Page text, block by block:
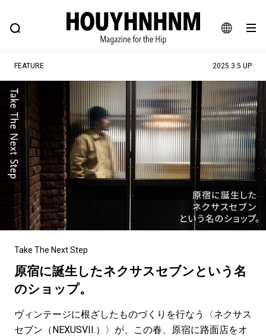
JA
EN
FEATURE BLOG SNAP
ヒップなファッション、カルチャー、ライフスタイルWEBマガジン
#注目のタグ
#SHOPPING ADDICT #憧れの逸品
#ESSENTIAL DESIGNS #古着サミット
#NEW VINTAGE #マイナーグッド図鑑
#路地裏てぃーん。
#GH 銘品の所以 #フイナムのYouTube
#Commune H #FOCUS IT
#ととけん #FASHION
#LIFESTYLE #SNEAKER #OUTDOOR
#SPORTS
FEATURE 2025.3.5 UP
Take The Next Step
原宿に誕生したネクサスセブンという名
のショップ。
ヴィンテージに根ざしたものづくりを行なう〈ネクサス
セブン（NEXUSVII.）〉が、この春、原宿に路面店をオ